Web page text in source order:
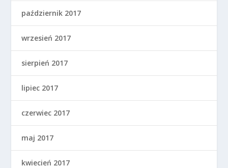
październik 2017
wrzesień 2017
sierpień 2017
lipiec 2017
czerwiec 2017
maj 2017
kwiecień 2017